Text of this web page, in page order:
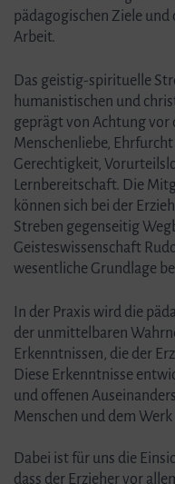
pädagogischen Ziele
Arbeit.
Das geistig-spirituelle
humanistischen und
geprägt von Achtung vor
Menschenliebe,
Gerechtigkeit,
Lernbereitschaft. Die
können sich bei der
Streben gegenseitig
Geisteswissenschaft
wesentliche Grundlage
In der Praxis wird die
der unmittelbaren
Erkenntnissen, die der
Diese Erkenntnisse
und offenen
Menschen und dem
Dabei ist für uns die
dass der Erzieher vor